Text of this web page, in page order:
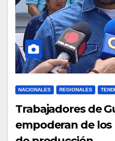
NACIONALES REGIONALES
Trabajadores de
empoderan de